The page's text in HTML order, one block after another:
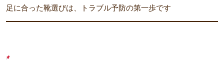
足に合った靴選びは、トラブル予防の第一歩です